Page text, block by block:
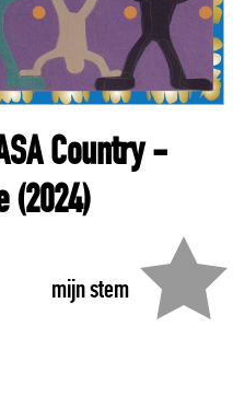
Country-
(2024)
mijn stem